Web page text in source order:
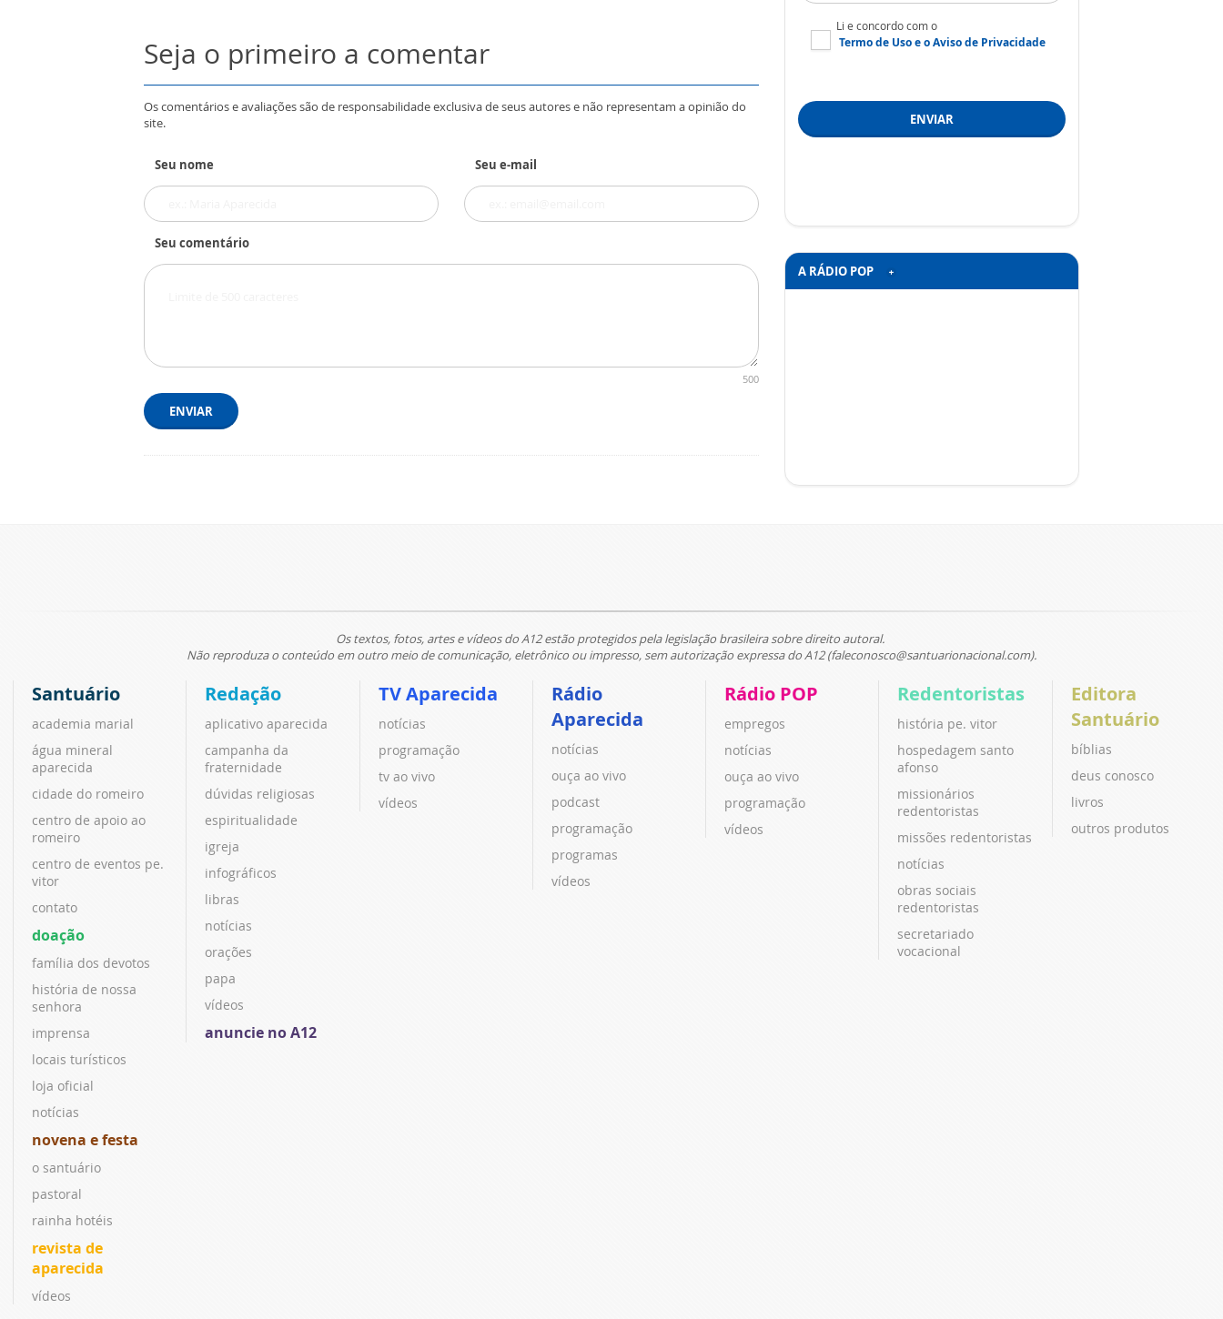
Seja o primeiro a comentar
Os comentários e avaliações são de responsabilidade exclusiva de seus autores e não representam a opinião do
site.
Seu nome Seu e-mail
Seu comentário
500
ENVIAR
Li e concordo com o
Termo de Usoe oAviso de Privacidade
ENVIAR
A RÁDIO POP
Os textos, fotos, artes e vídeos do A12 estão protegidos pela legislação brasileira sobre direito autoral.
Não reproduza o conteúdo em outro meio de comunicação, eletrônico ou impresso, sem autorização expressa do A12 (faleconosco@santuarionacional.com).
Santuário
academia marial
água mineral
aparecida
cidade do romeiro
centro de apoio ao
romeiro
centro de eventos pe.
vitor
contato
doação
família dos devotos
história de nossa
senhora
imprensa
locais turísticos
loja oficial
notícias
novena e festa
o santuário
pastoral
rainha hotéis
revista de
aparecida
vídeos
Redação
aplicativo aparecida
campanha da
fraternidade
dúvidas religiosas
espiritualidade
igreja
infográficos
libras
notícias
orações
papa
vídeos
anuncie no A12
TV Aparecida
notícias
programação
tv ao vivo
vídeos
Rádio
Aparecida
notícias
ouça ao vivo
podcast
programação
programas
vídeos
Rádio POP
empregos
notícias
ouça ao vivo
programação
vídeos
Redentoristas
história pe. vitor
hospedagem santo
afonso
missionários
redentoristas
missões redentoristas
notícias
obras sociais
redentoristas
secretariado
vocacional
Editora
Santuário
bíblias
deus conosco
livros
outros produtos